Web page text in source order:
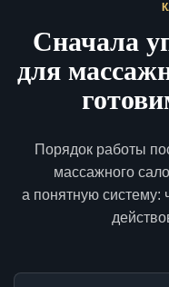
Сначала
для
Порядок работы
массажного
а понятную систему: